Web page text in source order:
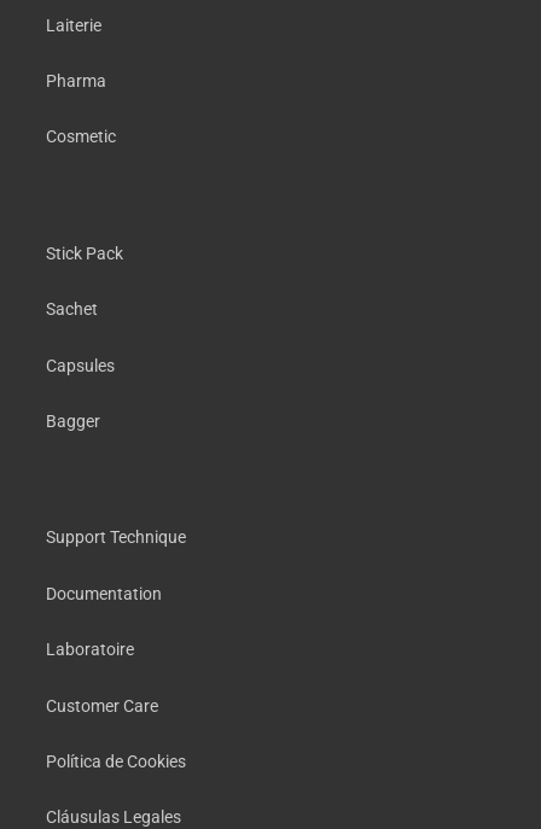
Laiterie
Pharma
Cosmetic
Stick Pack
Sachet
Capsules
Bagger
Support Technique
Documentation
Laboratoire
Customer Care
Política de Cookies
Cláusulas Legales